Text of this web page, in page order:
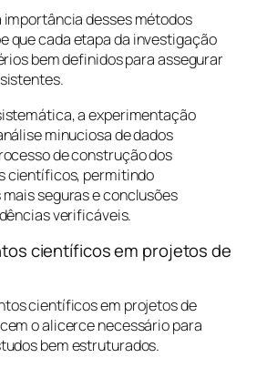
importância desses métodos
que cada etapa da investigação
bem definidos para assegurar
a experimentação
minuciosa de dados
de construção dos
científicos, permitindo
seguras e conclusões
verificáveis.
científicos em projetos de
científicos em projetos de
o alicerce necessário para
bem estruturados.